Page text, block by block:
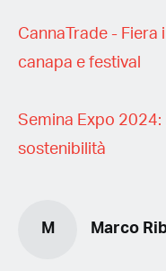
CannaTrade - Fiera
canapa e festival
Semina Expo
sostenibilità
M Marco